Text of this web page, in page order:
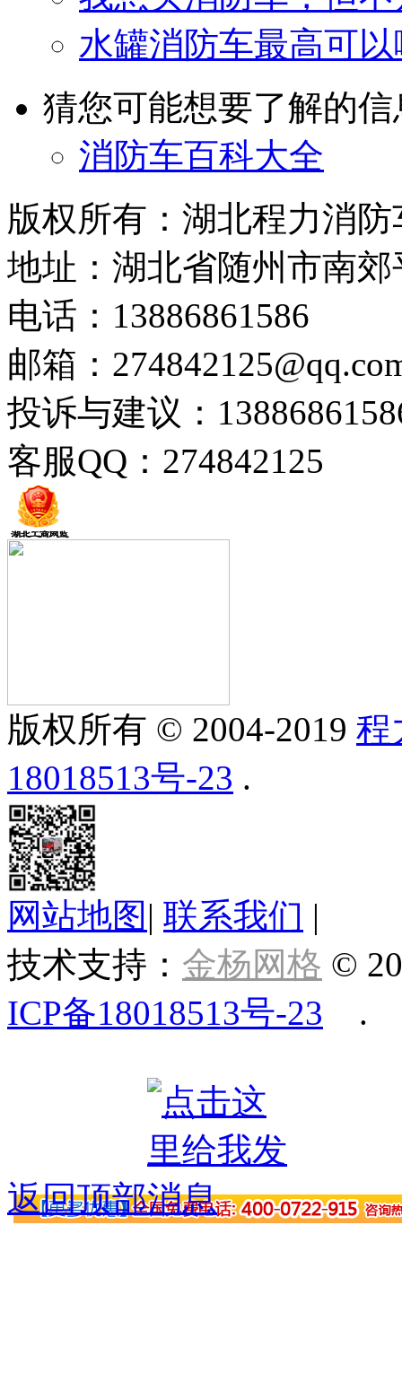
水罐消防车最高可
猜您可能想要了解的信
消防车百科大全
版权所有：湖北程力消
地址：湖北省随州市南
电话：13886861586
邮箱：
投诉与建议：
客服QQ：274842125
版权所有 © 2004-2019 程
18018513号-23 .
网站地图 | 联系我们 |
技术支持： 金杨网格 ©
ICP备18018513号-23 .
返回顶部